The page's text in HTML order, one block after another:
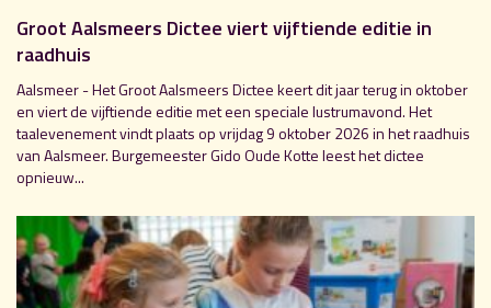
Groot Aalsmeers Dictee viert vijftiende editie in
raadhuis
Aalsmeer - Het Groot Aalsmeers Dictee keert dit jaar terug in oktober
en viert de vijftiende editie met een speciale lustrumavond. Het
taalevenement vindt plaats op vrijdag 9 oktober 2026 in het raadhuis
van Aalsmeer. Burgemeester Gido Oude Kotte leest het dictee
opnieuw...